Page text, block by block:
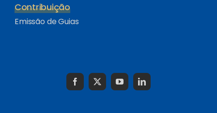
Contribuição
Emissão de Guias